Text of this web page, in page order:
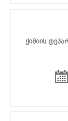
ქიმიის